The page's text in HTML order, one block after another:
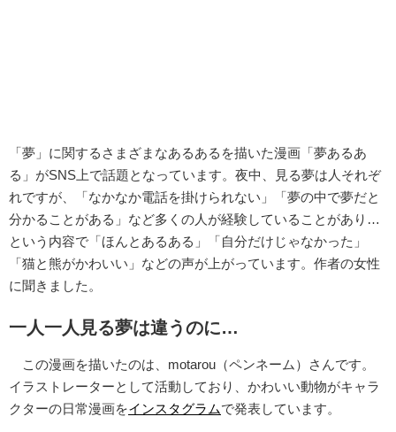
「夢」に関するさまざまなあるあるを描いた漫画「夢あるあ
る」がSNS上で話題となっています。夜中、見る夢は人それぞ
れですが、「なかなか電話を掛けられない」「夢の中で夢だと
分かることがある」など多くの人が経験していることがあり…
という内容で「ほんとあるある」「自分だけじゃなかった」
「猫と熊がかわいい」などの声が上がっています。作者の女性
に聞きました。
一人一人見る夢は違うのに…
この漫画を描いたのは、motarou（ペンネーム）さんです。
イラストレーターとして活動しており、かわいい動物がキャラ
クターの日常漫画をインスタグラムで発表しています。